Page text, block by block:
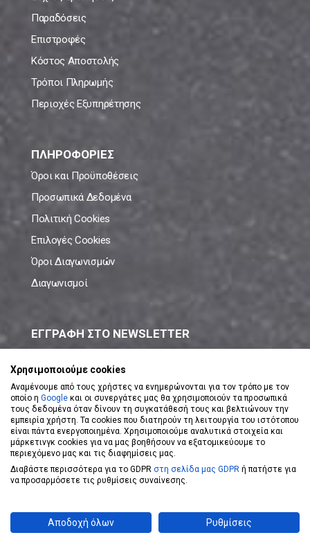
Παραδόσεις
Επιστροφές
Κόστος Αποστολής
Τρόποι Πληρωμής
Περιοχές Εξυπηρέτησης
ΠΛΗΡΟΦΟΡΙΕΣ
Όροι και Προϋποθέσεις
Προσωπικά Δεδομένα
Πολιτική Cookies
Επιλογές Cookies
Όροι Διαγωνισμών
Διαγωνισμοί
ΕΓΓΡΑΦΗ ΣΤΟ NEWSLETTER
ΕΓΓΡΑΦΗ ΣΤΟ NEWSLETTER
Αποδέχομαι τουςΌρους Χρήσης
Powered byeShopKeyDesigned byKoolmetrix
Χρησιμοποιούμε cookies
Αναμένουμε από τους χρήστες να ενημερώνονται για τον τρόπο με τον
οποίο η Google και οι συνεργάτες μας θα χρησιμοποιούν τα προσωπικά
τους δεδομένα όταν δίνουν τη συγκατάθεσή τους και βελτιώνουν την
εμπειρία χρήστη. Τα cookies που διατηρούν τη λειτουργία του ιστότοπου
είναι πάντα ενεργοποιημένα. Χρησιμοποιούμε αναλυτικά στοιχεία και
μάρκετινγκ cookies για να μας βοηθήσουν να εξατομικεύουμε το
περιεχόμενο μας και τις διαφημίσεις μας.
Διαβάστε περισσότερα για το GDPR στη σελίδα μας GDPR ή πατήστε για
να προσαρμόσετε τις ρυθμίσεις συναίνεσης.
Αποδοχή όλων Ρυθμίσεις